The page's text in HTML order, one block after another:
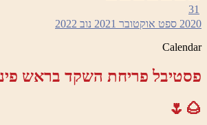
31
2020 ספט אוקטובר 2021 נוב 2022
Calendar
פסטיבל פריחת השקד בראש
🌰🌷